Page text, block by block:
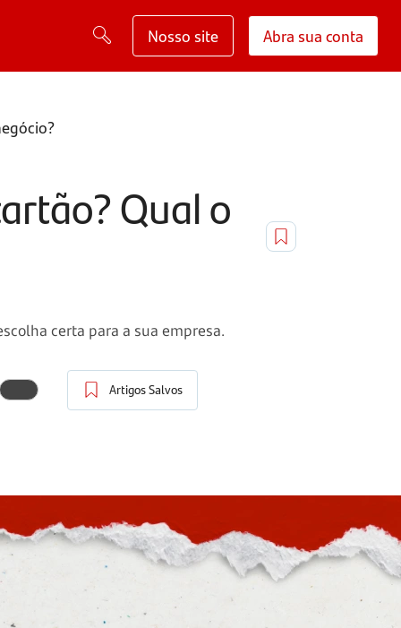
Nosso site Abra sua conta
Qual o
certa para a sua empresa.
Artigos Salvos